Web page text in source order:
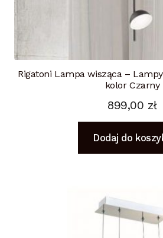
Rigatoni Lampa wisząca –
kolor Czarny
899,00 zł
Dodaj do